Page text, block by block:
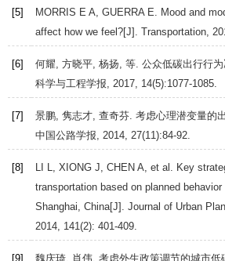
[5] MORRIS E A, GUERRA E. Mood and
affect how we feel?[J]. Transportation,
[6] 何耀, 方晓平, 杨扬, 等. 公众低碳出行行
科学与工程学报, 2017, 14(5):1077-1085.
[7]
景鹏, 隽志才, 查奇芬. 考虑心理潜变量的
中国公路学报, 2014, 27(11):84-92.
[8] LI L, XIONG J, CHEN A, et al. Key
transportation based on planned
Shanghai, China[J]. Journal of Urban
2014, 141(2): 401-409.
[9] 魏庆琦, 肖伟. 考虑外生政策调节的城市低